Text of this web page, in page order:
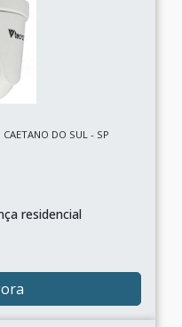
DO SUL - SP
residencial